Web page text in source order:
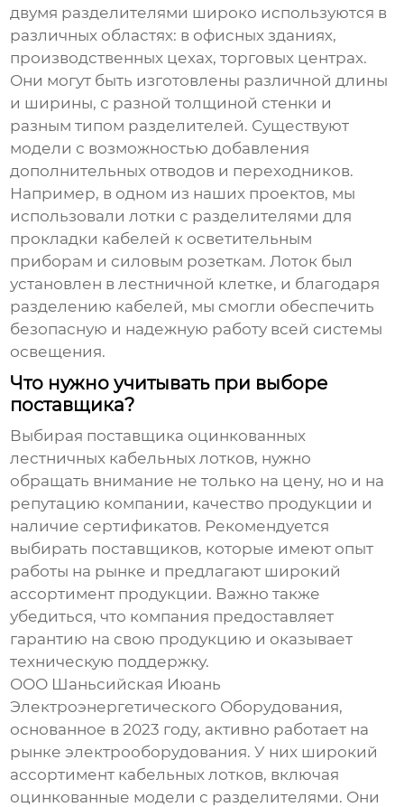
двумя разделителями широко используются в
различных областях: в офисных зданиях,
производственных цехах, торговых центрах.
Они могут быть изготовлены различной длины
и ширины, с разной толщиной стенки и
разным типом разделителей. Существуют
модели с возможностью добавления
дополнительных отводов и переходников.
Например, в одном из наших проектов, мы
использовали лотки с разделителями для
прокладки кабелей к осветительным
приборам и силовым розеткам. Лоток был
установлен в лестничной клетке, и благодаря
разделению кабелей, мы смогли обеспечить
безопасную и надежную работу всей системы
освещения.
Что нужно учитывать при выборе
поставщика?
Выбирая поставщика оцинкованных
лестничных кабельных лотков, нужно
обращать внимание не только на цену, но и на
репутацию компании, качество продукции и
наличие сертификатов. Рекомендуется
выбирать поставщиков, которые имеют опыт
работы на рынке и предлагают широкий
ассортимент продукции. Важно также
убедиться, что компания предоставляет
гарантию на свою продукцию и оказывает
техническую поддержку.
ООО Шаньсийская Июань
Электроэнергетического Оборудования,
основанное в 2023 году, активно работает на
рынке электрооборудования. У них широкий
ассортимент кабельных лотков, включая
оцинкованные модели с разделителями. Они